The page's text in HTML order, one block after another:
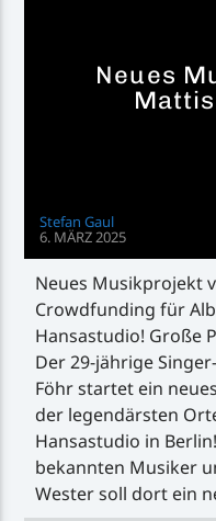
Neues
Stefan Gaul
6. MÄRZ 2025
Neues Musikprojekt
Crowdfunding für
Hansastudio! Große
Der 29-jährige
Föhr startet ein
der legendärsten
Hansastudio in
bekannten Musiker
Wester soll dort ein